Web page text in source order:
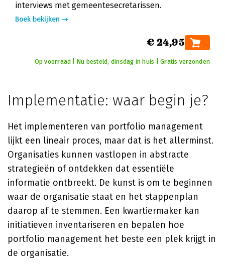
interviews met gemeentesecretarissen.
Boek bekijken
€ 24,95
Op voorraad | Nu besteld, dinsdag in huis | Gratis verzonden
Implementatie: waar begin je?
Het implementeren van portfolio management
lijkt een lineair proces, maar dat is het allerminst.
Organisaties kunnen vastlopen in abstracte
strategieën of ontdekken dat essentiële
informatie ontbreekt. De kunst is om te beginnen
waar de organisatie staat en het stappenplan
daarop af te stemmen. Een kwartiermaker kan
initiatieven inventariseren en bepalen hoe
portfolio management het beste een plek krijgt in
de organisatie.